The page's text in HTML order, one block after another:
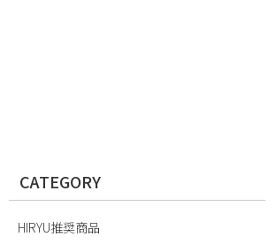
CATEGORY
HIRYU推奨商品